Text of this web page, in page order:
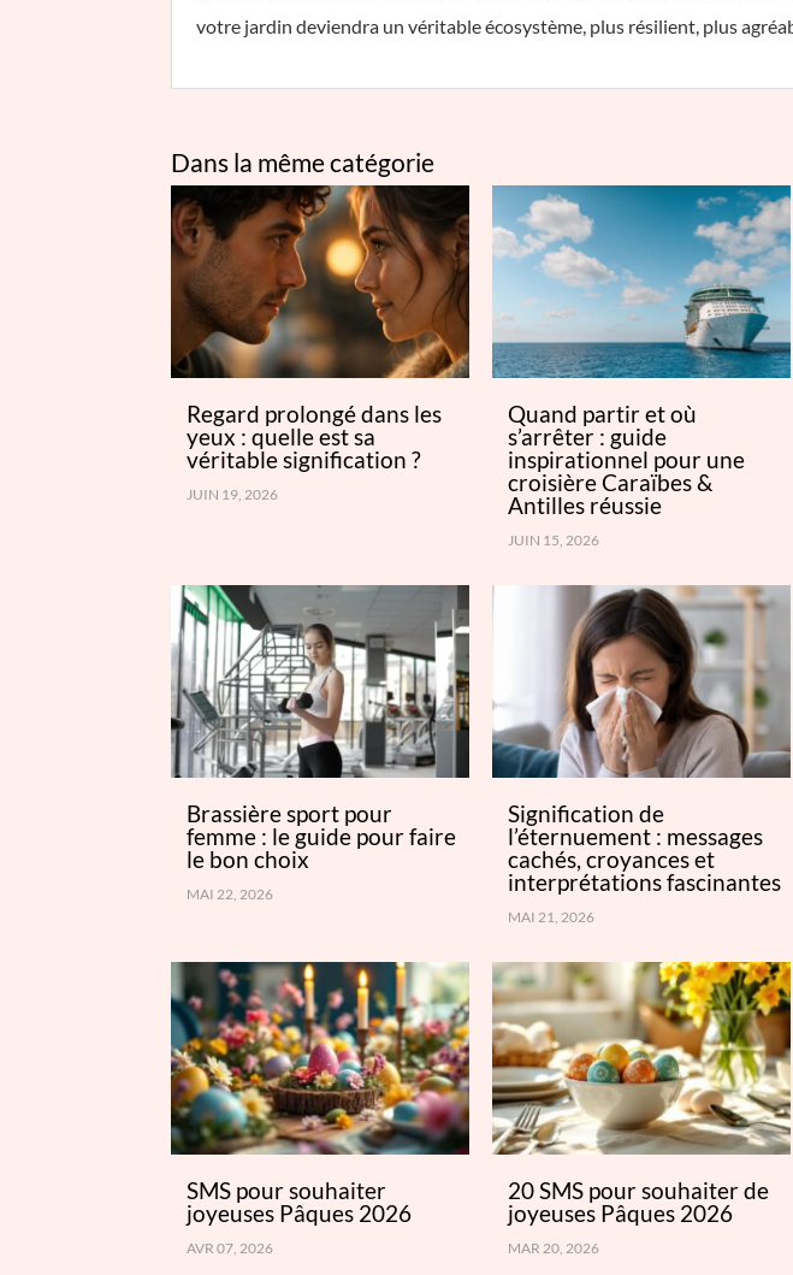
votre jardin deviendra un véritable écosystème, plus résilient, plus
Dans la même catégorie
Regard prolongé dans les
yeux : quelle est sa
véritable signification ?
JUIN 19, 2026
Quand partir et où
s’arrêter : guide
inspirationnel pour une
croisière Caraïbes &
Antilles réussie
JUIN 15, 2026
Brassière sport pour
femme : le guide pour faire
le bon choix
MAI 22, 2026
Signification de
l’éternuement : messages
cachés, croyances et
interprétations fascinantes
MAI 21, 2026
SMS pour souhaiter
joyeuses Pâques 2026
AVR 07, 2026
20 SMS pour souhaiter de
joyeuses Pâques 2026
MAR 20, 2026